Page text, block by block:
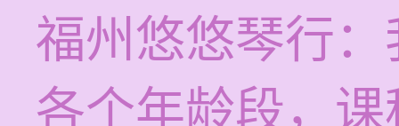
福州悠悠琴行
各个年龄段，